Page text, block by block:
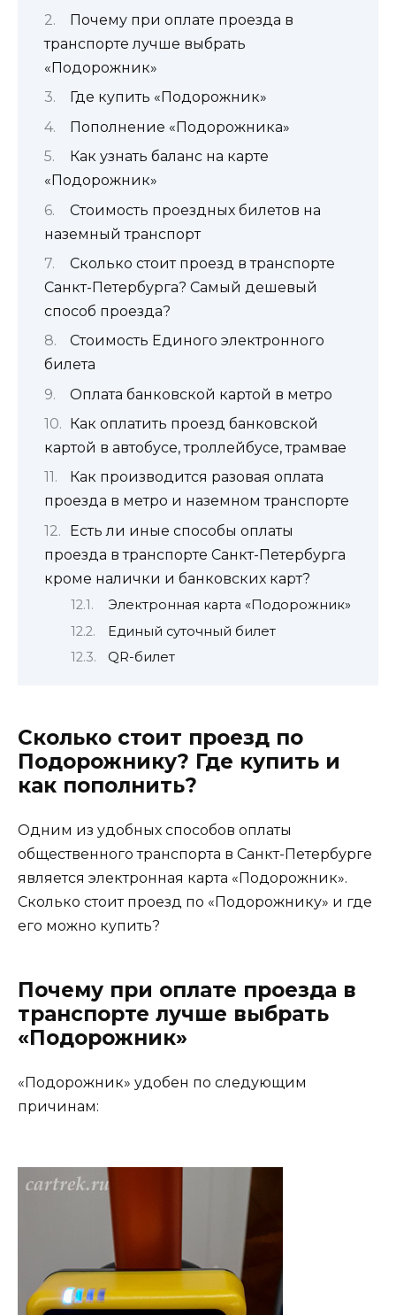
Почему при оплате проезда в
транспорте лучше выбрать
«Подорожник»
Где купить «Подорожник»
Пополнение «Подорожника»
Как узнать баланс на карте
«Подорожник»
Стоимость проездных билетов на
наземный транспорт
Сколько стоит проезд в транспорте
Санкт-Петербурга? Самый дешевый
способ проезда?
Стоимость Единого электронного
билета
Оплата банковской картой в метро
Как оплатить проезд банковской
картой в автобусе, троллейбусе, трамвае
Как производится разовая оплата
проезда в метро и наземном транспорте
Есть ли иные способы оплаты
проезда в транспорте Санкт-Петербурга
кроме налички и банковских карт?
Электронная карта «Подорожник»
Единый суточный билет
QR-билет
Сколько стоит проезд по
Подорожнику? Где купить и
как пополнить?
Одним из удобных способов оплаты
общественного транспорта в Санкт-Петербурге
является электронная карта «Подорожник».
Сколько стоит проезд по «Подорожнику» и где
его можно купить?
Почему при оплате проезда в
транспорте лучше выбрать
«Подорожник»
«Подорожник» удобен по следующим
причинам: